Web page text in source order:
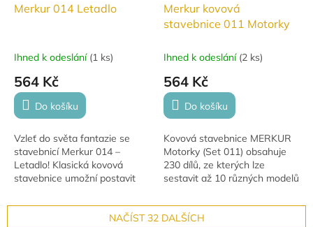
Merkur 014 Letadlo
Ihned k odeslání (1 ks)
564 Kč
Do košíku
Vzleť do světa fantazie se
stavebnicí Merkur 014 –
Letadlo! Klasická kovová
stavebnice umožní postavit
rozvíjí kreativitu, zručnost a
Merkur kovová
stavebnice 011 Motorky
Ihned k odeslání (2 ks)
564 Kč
Do košíku
Kovová stavebnice MERKUR
Motorky (Set 011) obsahuje
230 dílů, ze kterých lze
sestavit až 10 různých modelů
kreativitu, technické myšlení a
jemnou...
NAČÍST 32 DALŠÍCH